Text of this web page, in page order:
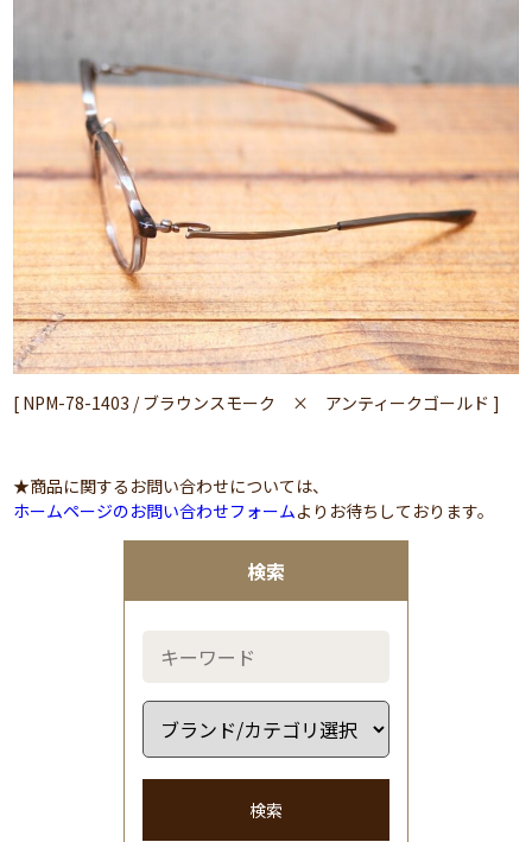
検索
検索
[ NPM-78-1403 / ブラウンスモーク × アンティークゴールド ]
★商品に関するお問い合わせについては、
ホームページのお問い合わせフォームよりお待ちしております。